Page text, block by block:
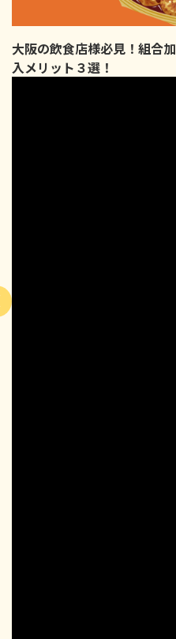
大阪の飲食店様必見！組合加
入メリット３選！